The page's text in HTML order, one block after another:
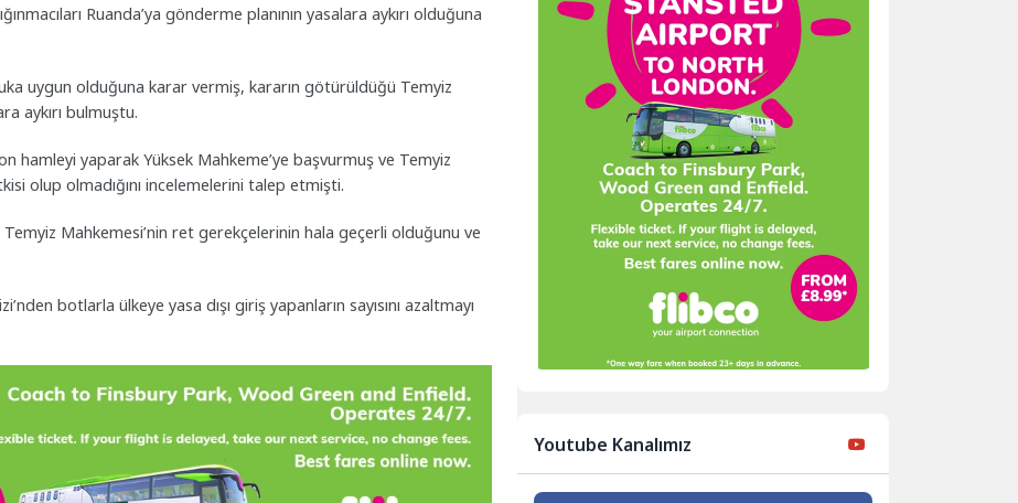
Ruanda’ya gönderme planının yasalara aykırı olduğuna
uygun olduğuna karar vermiş, kararın götürüldüğü Temyiz
aykırı bulmuştu.
hamleyi yaparak Yüksek Mahkeme’ye başvurmuş ve Temyiz
olup olmadığını incelemelerini talep etmişti.
Temyiz Mahkemesi’nin ret gerekçelerinin hala geçerli olduğunu ve
botlarla ülkeye yasa dışı giriş yapanların sayısını azaltmayı
Youtube Kanalımız